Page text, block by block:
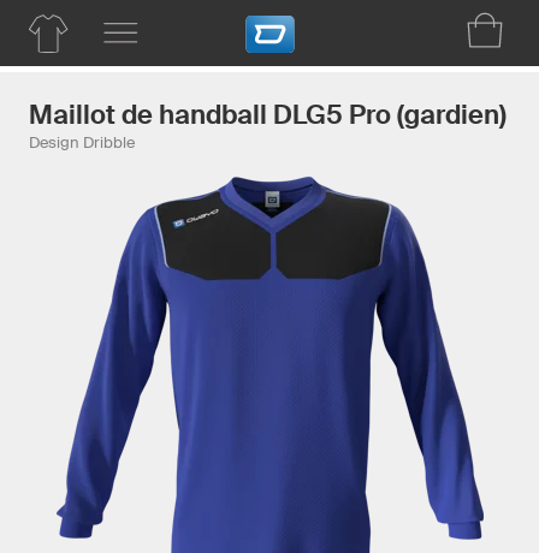
Maillot de handball DLG5 Pro (gardien)
Design Dribble